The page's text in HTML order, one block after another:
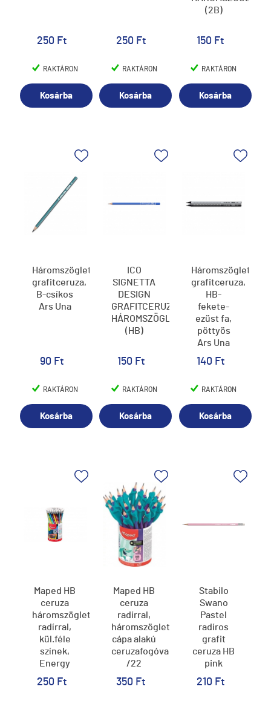
250 Ft
RAKTÁRON
Kosárba
250 Ft
RAKTÁRON
Kosárba
(2B)
150 Ft
RAKTÁRON
Kosárba
Háromszögletű
grafitceruza,
B-csíkos
Ars Una
90 Ft
RAKTÁRON
Kosárba
ICO
SIGNETTA
DESIGN
GRAFITCERUZA
HÁROMSZÖGLETŰ
(HB)
150 Ft
RAKTÁRON
Kosárba
Háromszögletű
grafitceruza,
HB-
fekete-
ezüst fa,
pöttyös
Ars Una
140 Ft
RAKTÁRON
Kosárba
Maped HB
ceruza
háromszögletű,
radírral,
kül.féle
színek,
Energy
250 Ft
Maped HB
ceruza
radírral,
háromszögletű,
cápa alakú
ceruzafogóval
/22
350 Ft
Stabilo
Swano
Pastel
radíros
grafit
ceruza HB
pink
210 Ft